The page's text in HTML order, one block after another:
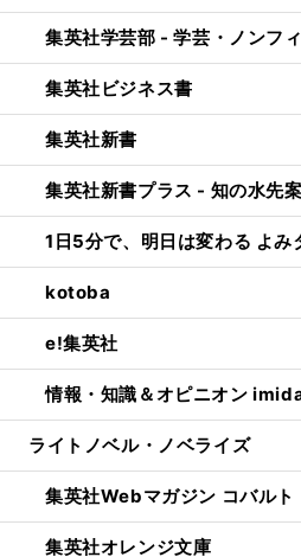
集英社学芸部 - 学芸・ノンフ
集英社ビジネス書
集英社新書
集英社新書プラス - 知の水先
1日5分で、明日は変わる よ
kotoba
e!集英社
情報・知識＆オピニオン
ライトノベル・ノベライズ
集英社Webマガジン コバルト
集英社オレンジ文庫